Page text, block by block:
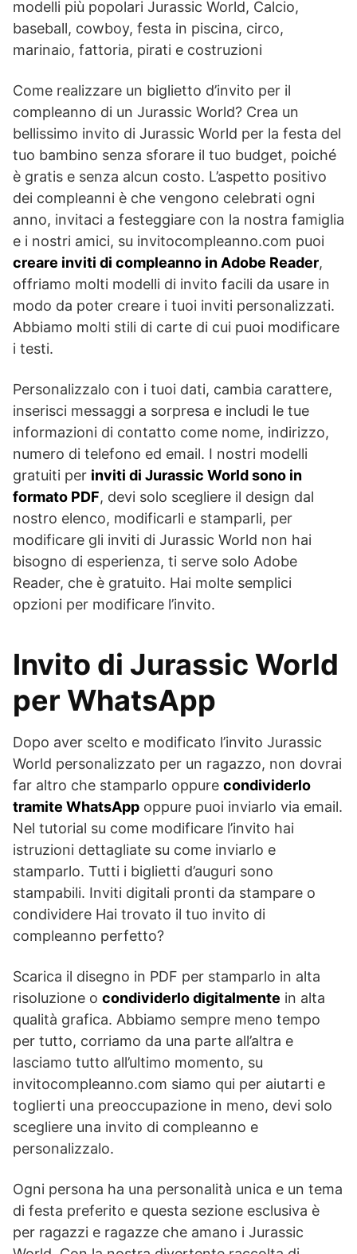
modelli più popolari Jurassic World, Calcio,
baseball, cowboy, festa in piscina, circo,
marinaio, fattoria, pirati e costruzioni
Come realizzare un biglietto d’invito per il
compleanno di un Jurassic World? Crea un
bellissimo invito di Jurassic World per la festa del
tuo bambino senza sforare il tuo budget, poiché
è gratis e senza alcun costo. L’aspetto positivo
dei compleanni è che vengono celebrati ogni
anno, invitaci a festeggiare con la nostra famiglia
e i nostri amici, su invitocompleanno.com puoi
creare inviti di compleanno in Adobe Reader,
offriamo molti modelli di invito facili da usare in
modo da poter creare i tuoi inviti personalizzati.
Abbiamo molti stili di carte di cui puoi modificare
i testi.
Personalizzalo con i tuoi dati, cambia carattere,
inserisci messaggi a sorpresa e includi le tue
informazioni di contatto come nome, indirizzo,
numero di telefono ed email. I nostri modelli
gratuiti per inviti di Jurassic World sono in
formato PDF, devi solo scegliere il design dal
nostro elenco, modificarli e stamparli, per
modificare gli inviti di Jurassic World non hai
bisogno di esperienza, ti serve solo Adobe
Reader, che è gratuito. Hai molte semplici
opzioni per modificare l’invito.
Invito di Jurassic World
per WhatsApp
Dopo aver scelto e modificato l’invito Jurassic
World personalizzato per un ragazzo, non dovrai
far altro che stamparlo oppure condividerlo
tramite WhatsApp oppure puoi inviarlo via email.
Nel tutorial su come modificare l’invito hai
istruzioni dettagliate su come inviarlo e
stamparlo. Tutti i biglietti d’auguri sono
stampabili. Inviti digitali pronti da stampare o
condividere Hai trovato il tuo invito di
compleanno perfetto?
Scarica il disegno in PDF per stamparlo in alta
risoluzione o condividerlo digitalmente in alta
qualità grafica. Abbiamo sempre meno tempo
per tutto, corriamo da una parte all’altra e
lasciamo tutto all’ultimo momento, su
invitocompleanno.com siamo qui per aiutarti e
toglierti una preoccupazione in meno, devi solo
scegliere una invito di compleanno e
personalizzalo.
Ogni persona ha una personalità unica e un tema
di festa preferito e questa sezione esclusiva è
per ragazzi e ragazze che amano i Jurassic